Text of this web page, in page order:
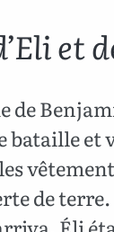
et
de
bataille et
de terre.